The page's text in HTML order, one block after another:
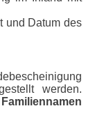
und Datum des
werden.